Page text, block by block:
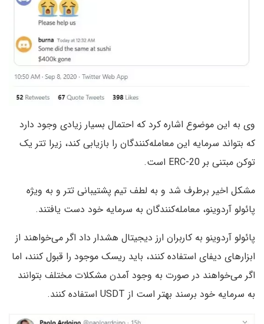
وی به این موضوع اشاره کرد که احتمال بسیار زیادی وجود دارد
که بتواند سرمایه این معامله‌کنندگان را بازیابی کند، زیرا تتر یک
توکن مبتنی بر ERC-20 است.
مشکل اخیر برطرف شد و به لطف تیم پشتیبانی تتر و به ویژه
پائولو آردوینو، معامله‌کنندگان به سرمایه خود دست یافتند.
پائولو آردوینو به کاربران ارز دیجیتال هشدار داد اگر می‌خواهند از
ابزارهای دیفای استفاده کنند، باید ریسک موجود را قبول کنند، اما
اگر می‌خواهند در صورت به وجود آمدن مشکلات مختلف بتوانند
به سرمایه خود برسند بهتر است از USDT استفاده کنند.